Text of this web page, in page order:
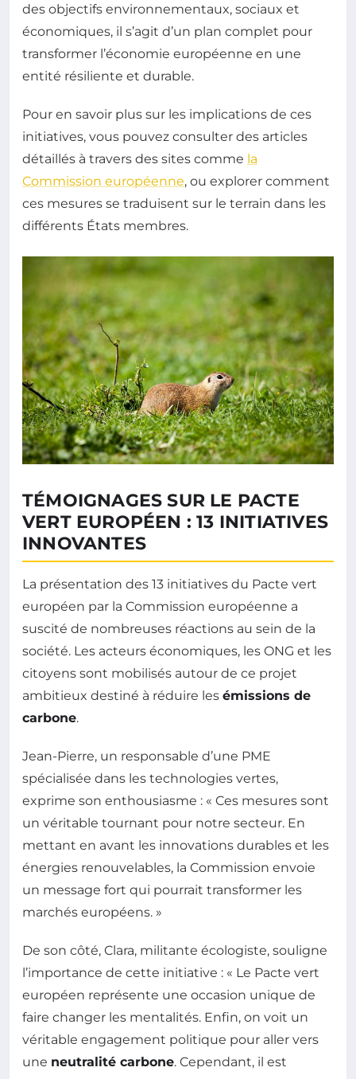
des objectifs environnementaux, sociaux et
économiques, il s’agit d’un plan complet pour
transformer l’économie européenne en une
entité résiliente et durable.
Pour en savoir plus sur les implications de ces
initiatives, vous pouvez consulter des articles
détaillés à travers des sites comme la
Commission européenne, ou explorer comment
ces mesures se traduisent sur le terrain dans les
différents États membres.
TÉMOIGNAGES SUR LE PACTE
VERT EUROPÉEN : 13 INITIATIVES
INNOVANTES
La présentation des 13 initiatives du Pacte vert
européen par la Commission européenne a
suscité de nombreuses réactions au sein de la
société. Les acteurs économiques, les ONG et les
citoyens sont mobilisés autour de ce projet
ambitieux destiné à réduire les émissions de
carbone.
Jean-Pierre, un responsable d’une PME
spécialisée dans les technologies vertes,
exprime son enthousiasme : « Ces mesures sont
un véritable tournant pour notre secteur. En
mettant en avant les innovations durables et les
énergies renouvelables, la Commission envoie
un message fort qui pourrait transformer les
marchés européens. »
De son côté, Clara, militante écologiste, souligne
l’importance de cette initiative : « Le Pacte vert
européen représente une occasion unique de
faire changer les mentalités. Enfin, on voit un
véritable engagement politique pour aller vers
une neutralité carbone. Cependant, il est